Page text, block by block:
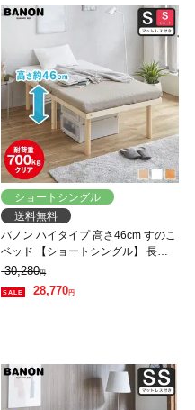
ショートシングル
送料無料
バノン ハイタイプ 高さ46cm すのこ
ベッド 【ショートシングル】 長さ
180cm 木製 三つ折りウレタンマッ
トレス付き 耐荷重350kg 組立簡単
低ホルムアルデヒド
30,280円
28,770円